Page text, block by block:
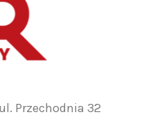
Przechodnia 32